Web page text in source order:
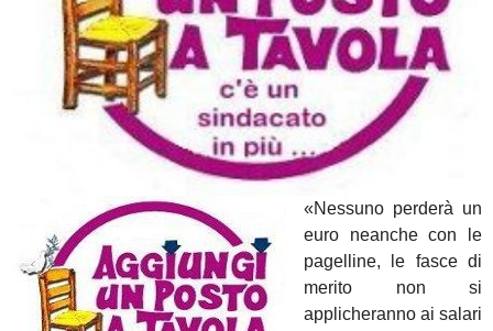
«Nessuno perderà un
euro neanche con le
pagelline, le fasce di
merito non si
applicheranno ai salari